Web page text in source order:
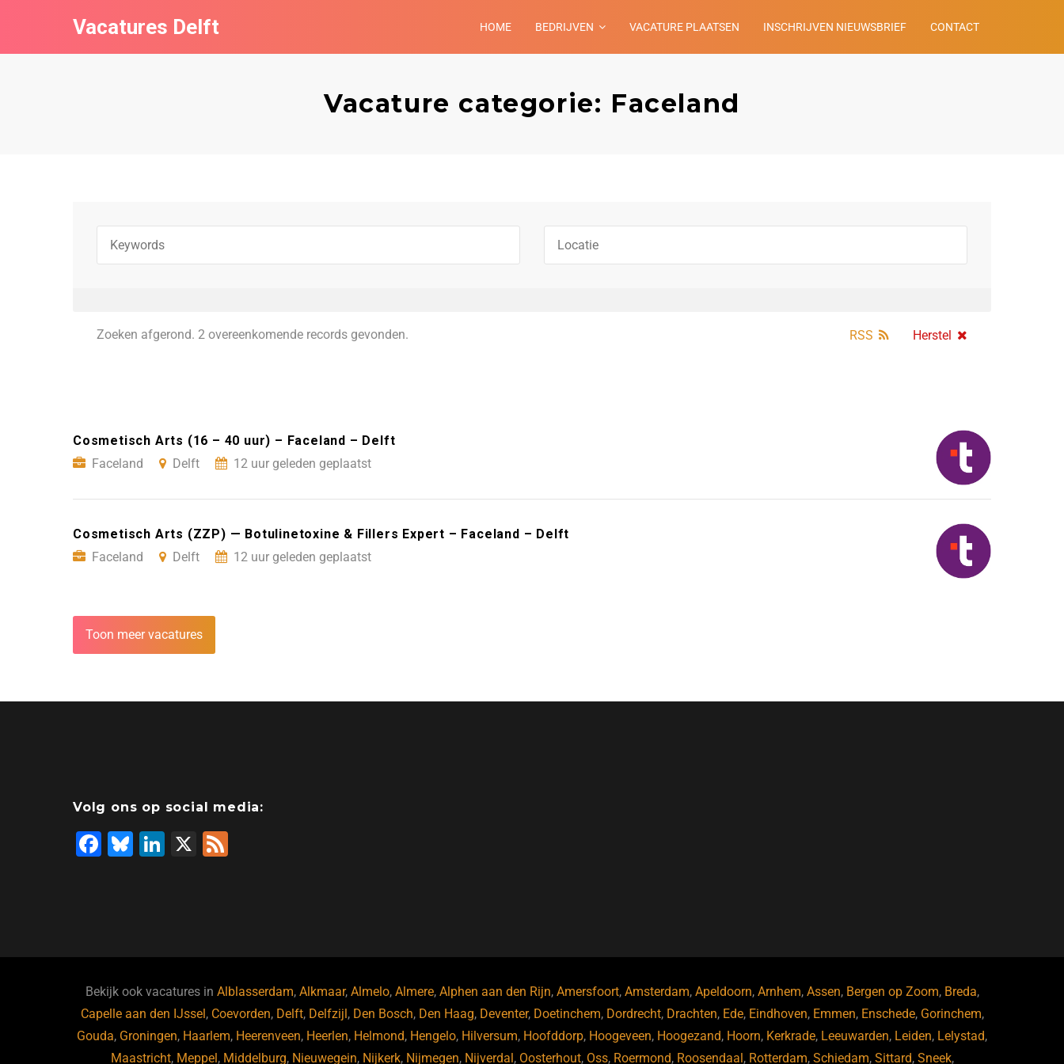
Vacatures Delft HOME BEDRIJVEN VACATURE PLAATSEN INSCHRIJVEN NIEUWSBRIEF CONTACT
Vacature categorie: Faceland
Zoeken afgerond. 2 overeenkomende records gevonden. Herstel
RSS
Cosmetisch Arts (16 – 40 uur) – Faceland – Delft
Faceland
Delft 12 uur geleden geplaatst
Cosmetisch Arts (ZZP) — Botulinetoxine & Fillers Expert – Faceland – Delft
Faceland
Delft 12 uur geleden geplaatst
Toon meer vacatures
Volg ons op social media:
F
o
k
Bl
Li
X
Bekijk ook vacatures in Alblasserdam, Alkmaar, Almelo, Almere, Alphen aan den Rijn, Amersfoort, Amsterdam, Apeldoorn, Arnhem, Assen, Bergen op Zoom, Breda,
Capelle aan den IJssel , Coevorden, Delft, Delfzijl , Den Bosch, Den Haag, Deventer, Doetinchem, Dordrecht, Drachten, Ede, Eindhoven, Emmen, Enschede, Gorinchem,
Gouda, Groningen, Haarlem, Heerenveen, Heerlen, Helmond, Hengelo, Hilversum, Hoofddorp, Hoogeveen, Hoogezand, Hoorn, Kerkrade, Leeuwarden, Leiden, Lelystad,
Maastricht, Meppel , Middelburg, Nieuwegein, Nijkerk, Nijmegen, Nijverdal , Oosterhout, Oss, Roermond, Roosendaal , Rotterdam, Schiedam, Sittard, Sneek,